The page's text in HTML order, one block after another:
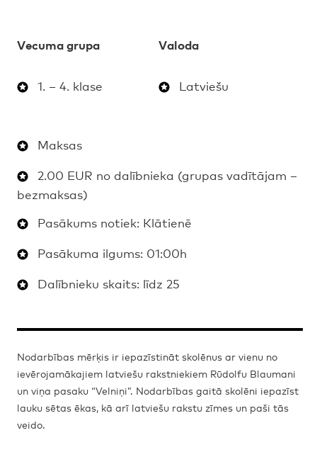
Vecuma grupa
1. – 4. klase
Valoda
Latviešu
Maksas
2.00 EUR no dalībnieka (grupas vadītājam –
bezmaksas)
Pasākums notiek: Klātienē
Pasākuma ilgums: 01:00h
Dalībnieku skaits: līdz 25
Nodarbības mērķis ir iepazīstināt skolēnus ar vienu no
ievērojamākajiem latviešu rakstniekiem Rūdolfu Blaumani
un viņa pasaku “Velniņi”. Nodarbības gaitā skolēni iepazīst
lauku sētas ēkas, kā arī latviešu rakstu zīmes un paši tās
veido.